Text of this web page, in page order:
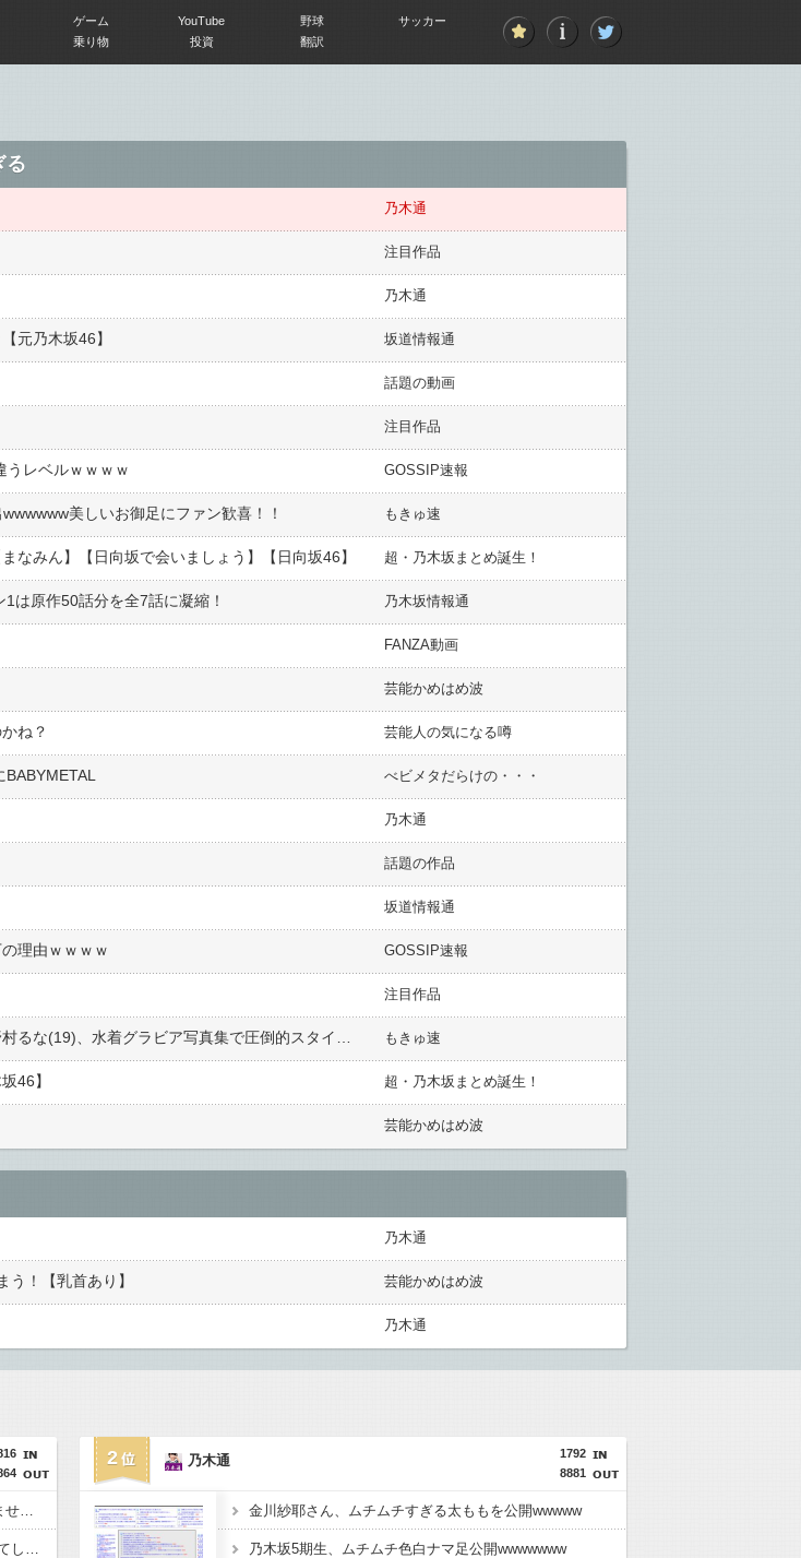
ゲーム YouTube 野球
サッカー
乗り物 投資 翻訳
る
乃木通
注目作品
乃木通
元乃木坂46】 坂道情報通
話題の動画
注目作品
うレベルｗｗｗｗ GOSSIP速報
美しいお御足にファン歓喜！！ もきゅ速
なみん】【日向坂で会いましょう】【日向坂46】 超・乃木坂まとめ誕生！
は原作50話分を全7話に凝縮！ 乃木坂情報通
FANZA動画
芸能かめはめ波
ね？ 芸能人の気になる噂
べビメタだらけの・・・
乃木通
話題の作品
坂道情報通
理由ｗｗｗｗ GOSSIP速報
注目作品
もきゅ速
46】 超・乃木坂まとめ誕生！
芸能かめはめ波
乃木通
う！【乳首あり】 芸能かめはめ波
乃木通
ジャンポケ斎藤「性行為の許諾は取ったことありません」
【画像】 Adoさん(23)、お●ぱいの大きさが判明してしまう！
2
1792
8881
乃木通
金川紗耶さん、ムチムチすぎる太ももを公開wwwww
乃木坂5期生、ムチムチ色白ナマ足公開wwwwwww